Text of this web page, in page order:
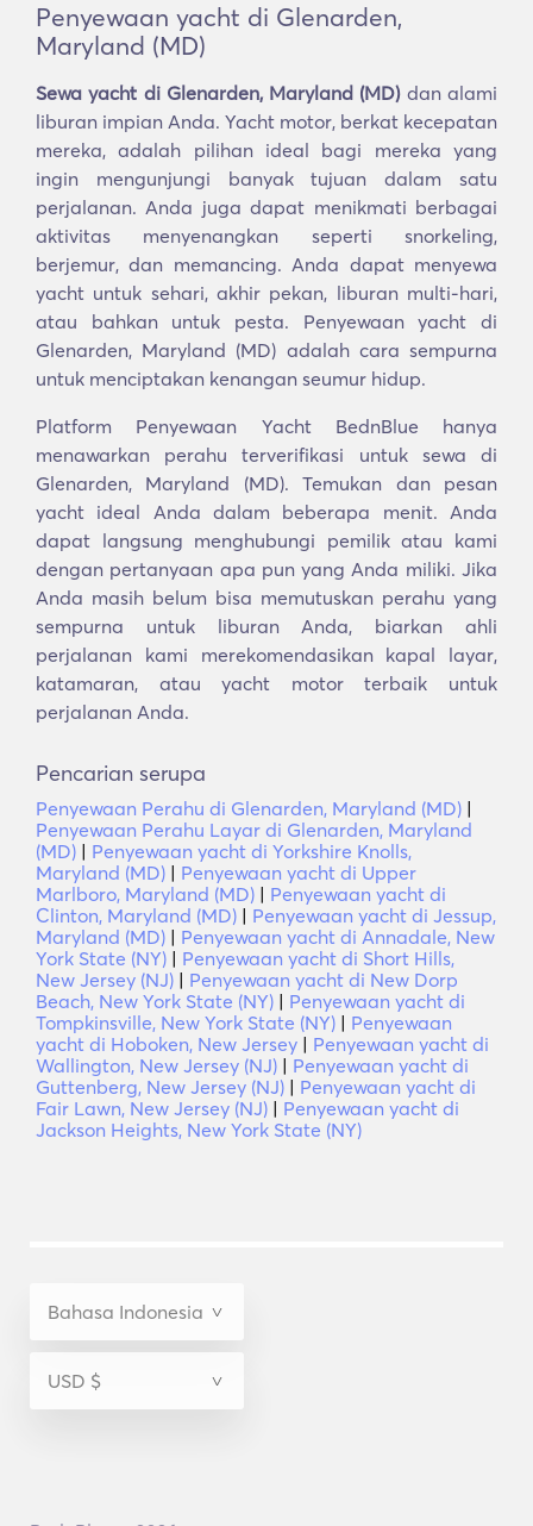
Penyewaan yacht di Glenarden,
Maryland (MD)
Sewa yacht di Glenarden, Maryland (MD)dan alami
liburan impian Anda. Yacht motor, berkat kecepatan
mereka, adalah pilihan ideal bagi mereka yang
ingin mengunjungi banyak tujuan dalam satu
perjalanan. Anda juga dapat menikmati berbagai
aktivitas menyenangkan seperti snorkeling,
berjemur, dan memancing. Anda dapat menyewa
yacht untuk sehari, akhir pekan, liburan multi-hari,
atau bahkan untuk pesta. Penyewaan yacht di
Glenarden, Maryland (MD) adalah cara sempurna
untuk menciptakan kenangan seumur hidup.
Platform Penyewaan Yacht BednBlue hanya
menawarkan perahu terverifikasi untuk sewa di
Glenarden, Maryland (MD). Temukan dan pesan
yacht ideal Anda dalam beberapa menit. Anda
dapat langsung menghubungi pemilik atau kami
dengan pertanyaan apa pun yang Anda miliki. Jika
Anda masih belum bisa memutuskan perahu yang
sempurna untuk liburan Anda, biarkan ahli
perjalanan kami merekomendasikan kapal layar,
katamaran, atau yacht motor terbaik untuk
perjalanan Anda.
Pencarian serupa
Penyewaan Perahu di Glenarden, Maryland (MD) |
Penyewaan Perahu Layar di Glenarden, Maryland
(MD) | Penyewaan yacht di Yorkshire Knolls,
Maryland (MD) | Penyewaan yacht di Upper
Marlboro, Maryland (MD) | Penyewaan yacht di
Clinton, Maryland (MD) | Penyewaan yacht di Jessup,
Maryland (MD) | Penyewaan yacht di Annadale, New
York State (NY) | Penyewaan yacht di Short Hills,
New Jersey (NJ) | Penyewaan yacht di New Dorp
Beach, New York State (NY) | Penyewaan yacht di
Tompkinsville, New York State (NY) | Penyewaan
yacht di Hoboken, New Jersey | Penyewaan yacht di
Wallington, New Jersey (NJ) | Penyewaan yacht di
Guttenberg, New Jersey (NJ) | Penyewaan yacht di
Fair Lawn, New Jersey (NJ) | Penyewaan yacht di
Jackson Heights, New York State (NY)